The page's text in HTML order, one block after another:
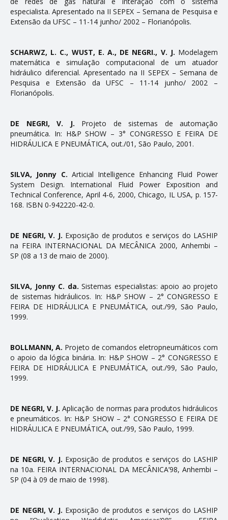
especialista. Apresentado na II SEPEX – Semana de Pesquisa e
Extensão da UFSC – 11-14 junho/ 2002 – Florianópolis.
SCHARWZ, L. C., WUST, E. A., DE NEGRI., V. J. Modelagem
matemática e simulação computacional de um atuador
hidráulico diferencial. Apresentado na II SEPEX – Semana de
Pesquisa e Extensão da UFSC – 11-14 junho/ 2002 –
Florianópolis.
DE NEGRI, V. J.
Projeto de sistemas de automação
pneumática. In: H&P SHOW – 3° CONGRESSO E FEIRA DE
HIDRÁULICA E PNEUMÁTICA, out./01, São Paulo, 2001.
SILVA, Jonny C. Artificial Intelligence Enhancing Fluid Power
System Design. International Fluid Power Exposition and
Technical Conference, April 4-6, 2000, Chicago, IL USA, p. 157-
168. ISBN 0-942220-42-0.
DE NEGRI, V. J. Exposição de produtos e serviços do LASHIP
na FEIRA INTERNACIONAL DA MECÂNICA 2000, Anhembi –
SP (08 a 13 de maio de 2000).
SILVA, Jonny C. da. Sistemas especialistas: apoio ao projeto
de sistemas hidráulicos. In: H&P SHOW – 2° CONGRESSO E
FEIRA DE HIDRÁULICA E PNEUMÁTICA, out./99, São Paulo,
1999.
BOLLMANN, A. Projeto de comandos eletropneumáticos com
o apoio da lógica binária. In: H&P SHOW – 2° CONGRESSO E
FEIRA DE HIDRÁULICA E PNEUMÁTICA, out./99, São Paulo,
1999.
DE NEGRI, V. J. Aplicação de normas para produtos hidráulicos
e pneumáticos. In: H&P SHOW – 2° CONGRESSO E FEIRA DE
HIDRÁULICA E PNEUMÁTICA, out./99, São Paulo, 1999.
DE NEGRI, V. J. Exposição de produtos e serviços do LASHIP
na 10a. FEIRA INTERNACIONAL DA MECÂNICA’98, Anhembi –
SP (04 à 09 de maio de 1998).
DE NEGRI, V. J. Exposição de produtos e serviços do LASHIP